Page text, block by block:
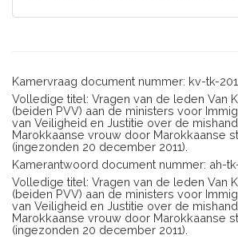
Kamervraag document nummer: kv-tk-
Volledige titel: Vragen van de leden Van
(beiden PVV) aan de ministers voor
van Veiligheid en Justitie over de
Marokkaanse vrouw door Marokkaanse
(ingezonden 20 december 2011).
Kamerantwoord document nummer: ah-
Volledige titel: Vragen van de leden Van
(beiden PVV) aan de ministers voor
van Veiligheid en Justitie over de
Marokkaanse vrouw door Marokkaanse
(ingezonden 20 december 2011).